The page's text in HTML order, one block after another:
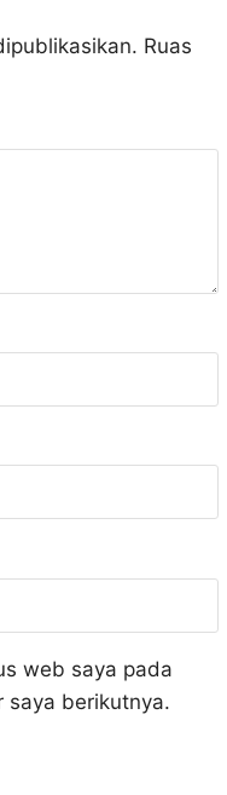
Ruas
web saya pada
saya berikutnya.